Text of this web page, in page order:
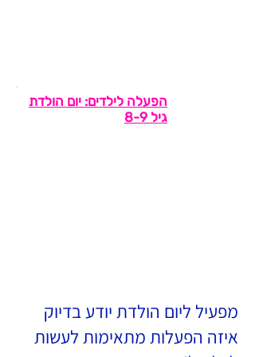
הפעלה לילדים: יום הולדת
גיל 8-9
מפעיל ליום הולדת יודע בדיוק
איזה הפעלות מתאימות לעשות